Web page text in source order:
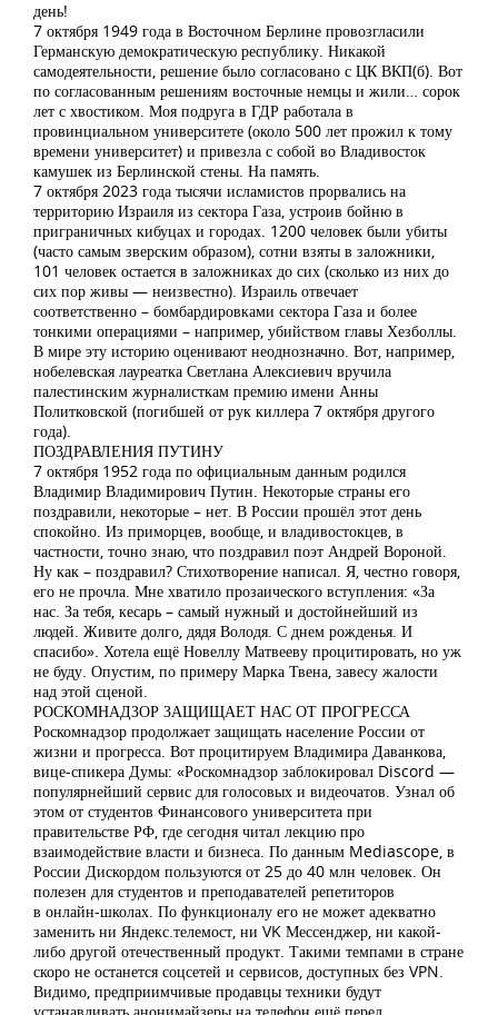
день!
7 октября 1949 года в Восточном Берлине провозгласили
Германскую демократическую республику. Никакой
самодеятельности, решение было согласовано с ЦК ВКП(б). Вот
по согласованным решениям восточные немцы и жили… сорок
лет с хвостиком. Моя подруга в ГДР работала в
провинциальном университете (около 500 лет прожил к тому
времени университет) и привезла с собой во Владивосток
камушек из Берлинской стены. На память.
7 октября 2023 года тысячи исламистов прорвались на
территорию Израиля из сектора Газа, устроив бойню в
приграничных кибуцах и городах. 1200 человек были убиты
(часто самым зверским образом), сотни взяты в заложники,
101 человек остается в заложниках до сих (сколько из них до
сих пор живы — неизвестно). Израиль отвечает
соответственно – бомбардировками сектора Газа и более
тонкими операциями – например, убийством главы Хезболлы.
В мире эту историю оценивают неоднозначно. Вот, например,
нобелевская лауреатка Светлана Алексиевич вручила
палестинским журналисткам премию имени Анны
Политковской (погибшей от рук киллера 7 октября другого
года).
ПОЗДРАВЛЕНИЯ ПУТИНУ
7 октября 1952 года по официальным данным родился
Владимир Владимирович Путин. Некоторые страны его
поздравили, некоторые – нет. В России прошёл этот день
спокойно. Из приморцев, вообще, и владивостокцев, в
частности, точно знаю, что поздравил поэт Андрей Вороной.
Ну как – поздравил? Стихотворение написал. Я, честно говоря,
его не прочла. Мне хватило прозаического вступления: «За
нас. За тебя, кесарь – самый нужный и достойнейший из
людей. Живите долго, дядя Володя. С днем рожденья. И
спасибо». Хотела ещё Новеллу Матвееву процитировать, но уж
не буду. Опустим, по примеру Марка Твена, завесу жалости
над этой сценой.
РОСКОМНАДЗОР ЗАЩИЩАЕТ НАС ОТ ПРОГРЕССА
Роскомнадзор продолжает защищать население России от
жизни и прогресса. Вот процитируем Владимира Даванкова,
вице-спикера Думы: «Роскомнадзор заблокировал Discord —
популярнейший сервис для голосовых и видеочатов. Узнал об
этом от студентов Финансового университета при
правительстве РФ, где сегодня читал лекцию про
взаимодействие власти и бизнеса. По данным Mediascope, в
России Дискордом пользуются от 25 до 40 млн человек. Он
полезен для студентов и преподавателей репетиторов
в онлайн-школах. По функционалу его не может адекватно
заменить ни Яндекс.телемост, ни VK Мессенджер, ни какой-
либо другой отечественный продукт. Такими темпами в стране
скоро не останется соцсетей и сервисов, доступных без VPN.
Видимо, предприимчивые продавцы техники будут